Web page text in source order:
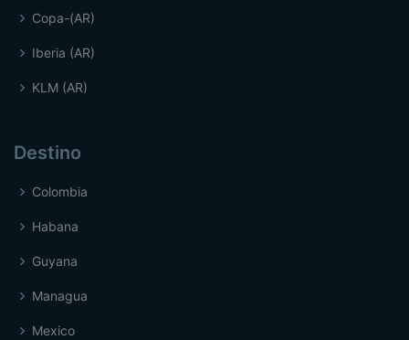
Copa-(AR)
Iberia (AR)
KLM (AR)
Destino
Colombia
Habana
Guyana
Managua
Mexico